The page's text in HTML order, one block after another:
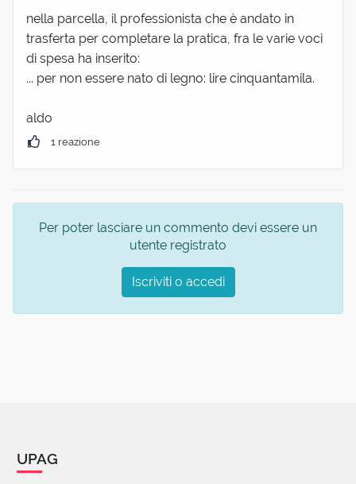
nella parcella, il professionista che è andato in
trasferta per completare la pratica, fra le varie voci
di spesa ha inserito:
... per non essere nato di legno: lire cinquantamila.
aldo
1 reazione
Per poter lasciare un commento devi essere un
utente registrato
Iscriviti o accedi
UPAG